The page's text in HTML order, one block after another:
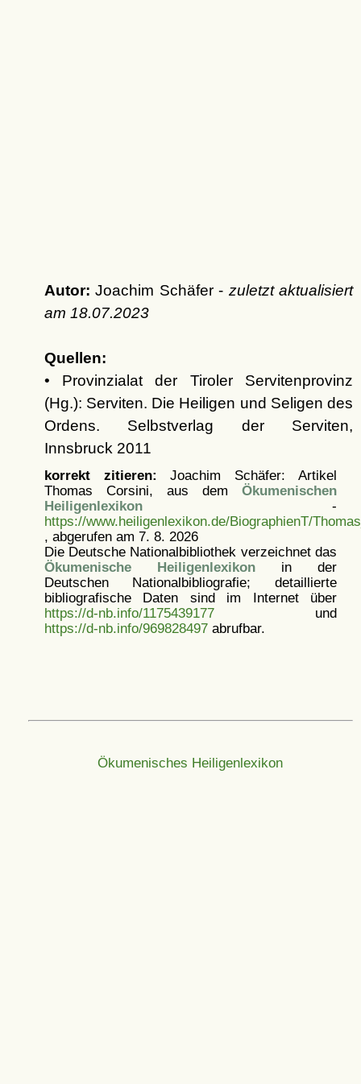
Autor: Joachim Schäfer - zuletzt aktualisiert
am 18.07.2023
Quellen:
• Provinzialat der Tiroler Servitenprovinz
(Hg.): Serviten. Die Heiligen und Seligen des
Ordens. Selbstverlag der Serviten,
Innsbruck 2011
korrekt zitieren: Joachim Schäfer: Artikel
Thomas Corsini, aus dem Ökumenischen
Heiligenlexikon-
https://www.heiligenlexikon.de/BiographienT/
, abgerufen am 7. 8. 2026
Die Deutsche Nationalbibliothek verzeichnet das
Ökumenische Heiligenlexikonin der
Deutschen Nationalbibliografie; detaillierte
bibliografische Daten sind im Internet über
https://d-nb.info/1175439177und
https://d-nb.info/969828497abrufbar.
Ökumenisches Heiligenlexikon